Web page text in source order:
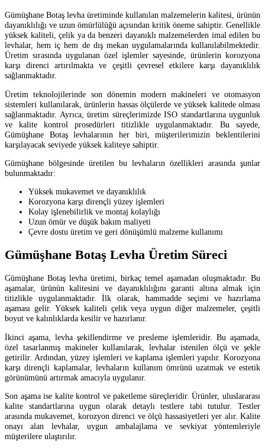
Gümüşhane Botaş levha üretiminde kullanılan malzemelerin kalitesi, ürünün
dayanıklılığı ve uzun ömürlülüğü açısından kritik öneme sahiptir. Genellikle
yüksek kaliteli, çelik ya da benzeri dayanıklı malzemelerden imal edilen bu
levhalar, hem iç hem de dış mekan uygulamalarında kullanılabilmektedir.
Üretim sırasında uygulanan özel işlemler sayesinde, ürünlerin korozyona
karşı direnci artırılmakta ve çeşitli çevresel etkilere karşı dayanıklılık
sağlanmaktadır.
Üretim teknolojilerinde son dönemin modern makineleri ve otomasyon
sistemleri kullanılarak, ürünlerin hassas ölçülerde ve yüksek kalitede olması
sağlanmaktadır. Ayrıca, üretim süreçlerimizde ISO standartlarına uygunluk
ve kalite kontrol prosedürleri titizlikle uygulanmaktadır. Bu sayede,
Gümüşhane Botaş levhalarının her biri, müşterilerimizin beklentilerini
karşılayacak seviyede yüksek kaliteye sahiptir.
Gümüşhane bölgesinde üretilen bu levhaların özellikleri arasında şunlar
bulunmaktadır:
Yüksek mukavemet ve dayanıklılık
Korozyona karşı dirençli yüzey işlemleri
Kolay işlenebilirlik ve montaj kolaylığı
Uzun ömür ve düşük bakım maliyeti
Çevre dostu üretim ve geri dönüşümlü malzeme kullanımı
Gümüşhane Botaş Levha Üretim Süreci
Gümüşhane Botaş levha üretimi, birkaç temel aşamadan oluşmaktadır. Bu
aşamalar, ürünün kalitesini ve dayanıklılığını garanti altına almak için
titizlikle uygulanmaktadır. İlk olarak, hammadde seçimi ve hazırlama
aşaması gelir. Yüksek kaliteli çelik veya uygun diğer malzemeler, çeşitli
boyut ve kalınlıklarda kesilir ve hazırlanır.
İkinci aşama, levha şekillendirme ve presleme işlemleridir. Bu aşamada,
özel tasarlanmış makineler kullanılarak, levhalar istenilen ölçü ve şekle
getirilir. Ardından, yüzey işlemleri ve kaplama işlemleri yapılır. Korozyona
karşı dirençli kaplamalar, levhaların kullanım ömrünü uzatmak ve estetik
görünümünü artırmak amacıyla uygulanır.
Son aşama ise kalite kontrol ve paketleme süreçleridir. Ürünler, uluslararası
kalite standartlarına uygun olarak detaylı testlere tabi tutulur. Testler
arasında mukavemet, korozyon direnci ve ölçü hassasiyetleri yer alır. Kalite
onayı alan levhalar, uygun ambalajlama ve sevkiyat yöntemleriyle
müşterilere ulaştırılır.